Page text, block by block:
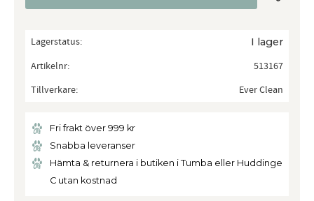
Lagerstatus I lager
Artikelnr
513167
Tillverkare
Ever Clean
Fri frakt över 999 kr
Snabba leveranser
Hämta & returnera i butiken i Tumba eller Huddinge
C utan kostnad